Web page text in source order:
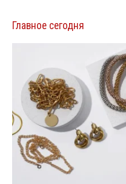
Главное сегодня